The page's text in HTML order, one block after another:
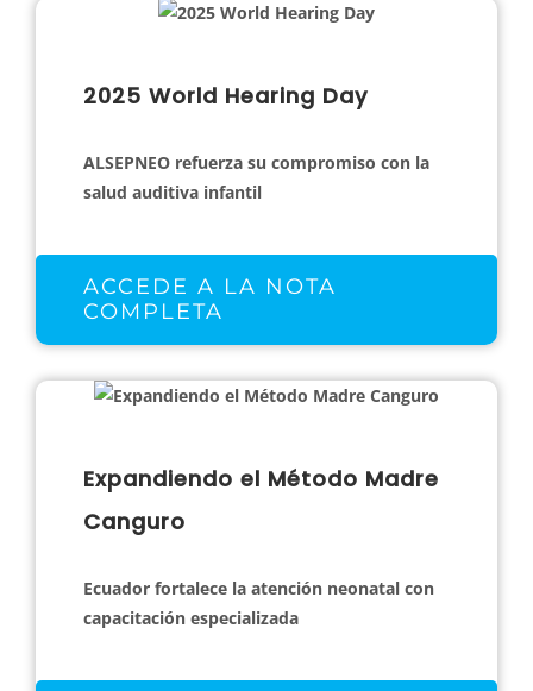
2025 World Hearing Day
ALSEPNEO refuerza su compromiso con la
salud auditiva infantil
ACCEDE A LA NOTA
COMPLETA
Expandiendo el Método Madre
Canguro
Ecuador fortalece la atención neonatal con
capacitación especializada